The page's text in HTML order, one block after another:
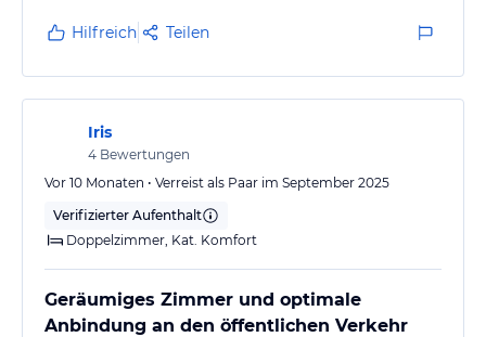
Hilfreich Teilen
Iris
4 Bewertungen
Vor 10 Monaten • Verreist als Paar im September 2025
Verifizierter Aufenthalt
Doppelzimmer, Kat. Komfort
Geräumiges Zimmer und optimale
Anbindung an den öffentlichen Verkehr